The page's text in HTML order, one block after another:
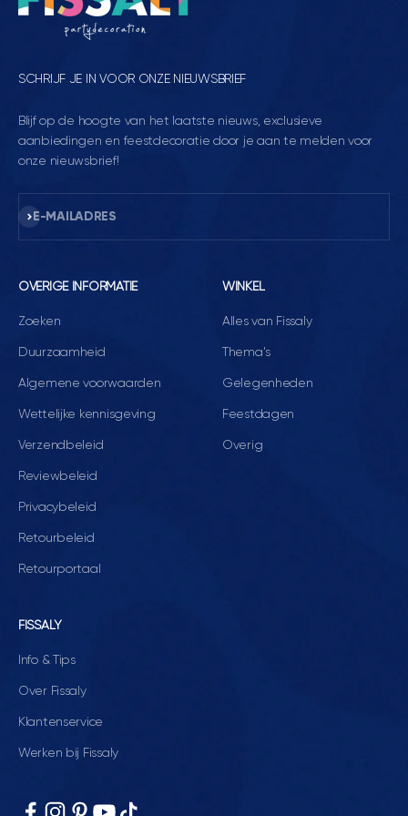
SCHRIJF JE IN VOOR ONZE NIEUWSBRIEF
Blijf op de hoogte van het laatste nieuws, exclusieve
aanbiedingen en feestdecoratie door je aan te melden voor
onze nieuwsbrief!
E-MAILADRES
Abonneren
OVERIGE INFORMATIE
Zoeken
Duurzaamheid
Algemene voorwaarden
Wettelijke kennisgeving
Verzendbeleid
Reviewbeleid
Privacybeleid
Retourbeleid
Retourportaal
WINKEL
Alles van Fissaly
Thema's
Gelegenheden
Feestdagen
Overig
FISSALY
Info & Tips
Over Fissaly
Klantenservice
Werken bij Fissaly